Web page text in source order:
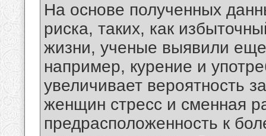
На основе полученных
риска, таких, как
жизни, ученые выявили
например, курение и
увеличивает вероятность
женщин стресс и сменная
предрасположенность к